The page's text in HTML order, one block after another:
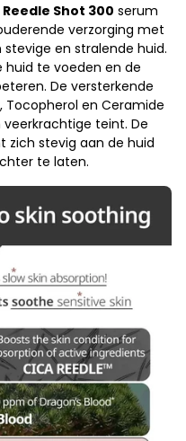
Shot 300 serum
verzorging met
en stralende huid.
huid te voeden en de
De versterkende
Tocopherol en Ceramide
veerkrachtige teint. De
zich stevig aan de huid
te laten.